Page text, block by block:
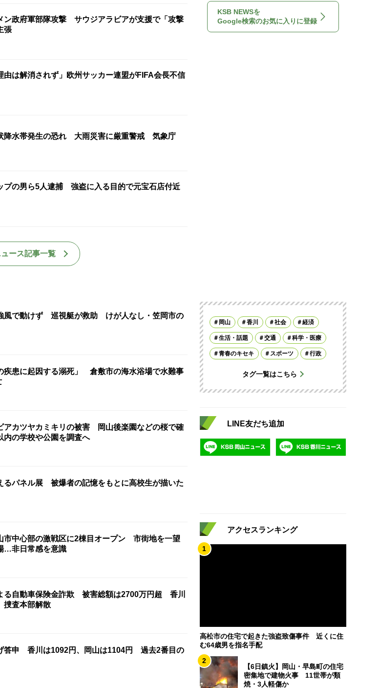
ン政府軍部隊攻撃 サウジアラビアが支援で「攻撃
張
由は解消されず」欧州サッカー連盟がFIFA会長不信
降水帯発生の恐れ 大雨災害に厳重警戒 気象庁
プの男ら5人逮捕 強盗に入る目的で元宝石店付近
ース記事一覧
風で動けず 巡視艇が救助 けが人なし・笠岡市の
疾患に起因する溺死」 倉敷市の海水浴場で水難事
アカツヤカミキリの被害 岡山後楽園などの桜で確
の学校や公園を調査へ
るパネル展 被爆者の記憶をもとに高校生が描いた
市中心部の激戦区に2棟目オープン 市街地を一望
…非日常感を意識
る自動車保険金詐欺 被害総額は2700万円超 香川
捜査本部解散
答申 香川は1092円、岡山は1104円 過去2番目の
KSB NEWSを
Google検索のお気に入りに登録
岡山 香川 社会 経済
生活・話題 交通 科学・医療
青春のキセキ スポーツ 行政
タグ一覧はこちら
LINE友だち追加
アクセスランキング
1
高松市の住宅で起きた強盗致傷事件 近くに住
む64歳男を指名手配
2
【6日鎮火】岡山・早島町の住宅
密集地で建物火事 11世帯が類
焼・3人軽傷か